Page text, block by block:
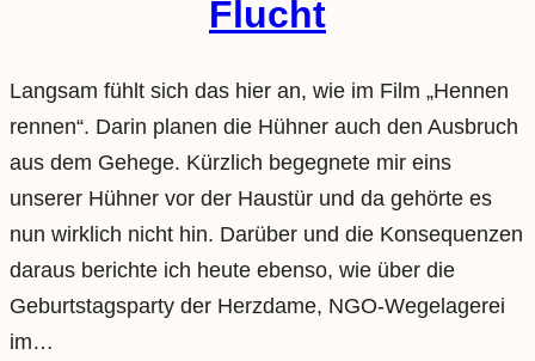
Flucht
Langsam fühlt sich das hier an, wie im Film „Hennen
rennen“. Darin planen die Hühner auch den Ausbruch
aus dem Gehege. Kürzlich begegnete mir eins
unserer Hühner vor der Haustür und da gehörte es
nun wirklich nicht hin. Darüber und die Konsequenzen
daraus berichte ich heute ebenso, wie über die
Geburtstagsparty der Herzdame, NGO-Wegelagerei
im…